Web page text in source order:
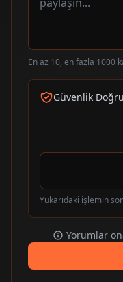
En az 10, en fazla 1000
Güvenlik
Yukarıdaki işlemin
Yorumlar